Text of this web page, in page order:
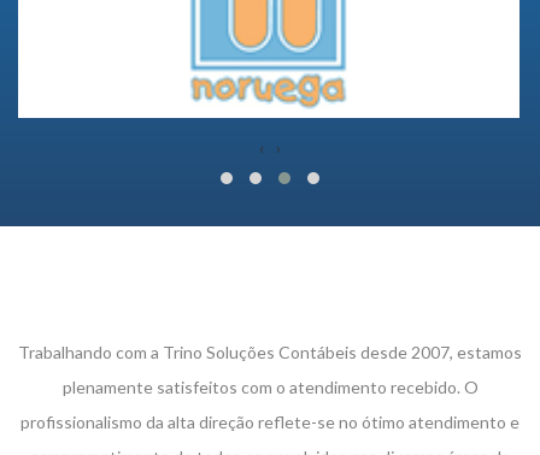
‹ ›
Trabalhando com a Trino Soluções Contábeis desde 2007, estamos
plenamente satisfeitos com o atendimento recebido. O
profissionalismo da alta direção reflete-se no ótimo atendimento e